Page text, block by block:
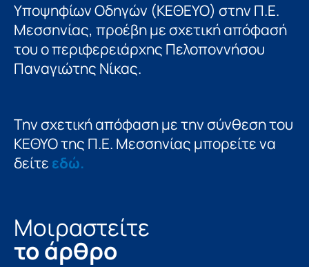
Υποψηφίων Οδηγών (ΚΕΘΕΥΟ) στην Π.Ε.
Μεσσηνίας, προέβη με σχετική απόφασή
του ο περιφερειάρχης Πελοποννήσου
Παναγιώτης Νίκας.
Την σχετική απόφαση με την σύνθεση του
ΚΕΘΥΟ της Π.Ε. Μεσσηνίας μπορείτε να
δείτε εδώ.
Μοιραστείτε
το άρθρο